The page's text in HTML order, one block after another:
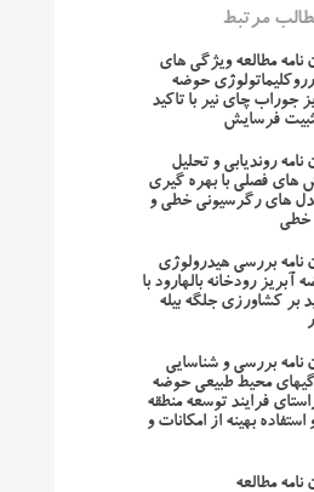
مرتبط
نامه مطالعه ویژگی های
حوضه
جوراب چای نیر با تاکید
فرسایش
نامه روندیابی و تحلیل
های فصلی با بهره گیری
های رگرسیونی خطی و
خطی
نامه بررسی هیدرولوژی
آبریز رودخانه بالهارود با
بر کشاورزی جلگه بیله
نامه بررسی و شناسایی
محیط طبیعی حوضه
فرایند توسعه منطقه
استفاده بهینه از امکانات و
نامه مطالعه